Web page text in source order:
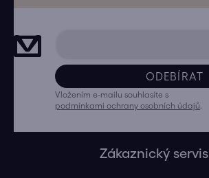
ODEBÍRAT
Vložením e-mailu souhlasíte s
podmínkami ochrany osobních údajů
Zákaznický servis